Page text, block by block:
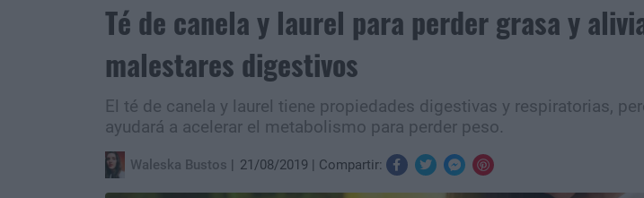
Té de canela y laurel para perder grasa y
malestares digestivos
El té de canela y laurel tiene propiedades digestivas y respiratorias,
ayudará a acelerar el metabolismo para perder peso.
Waleska Bustos 21/08/2019 Compartir: